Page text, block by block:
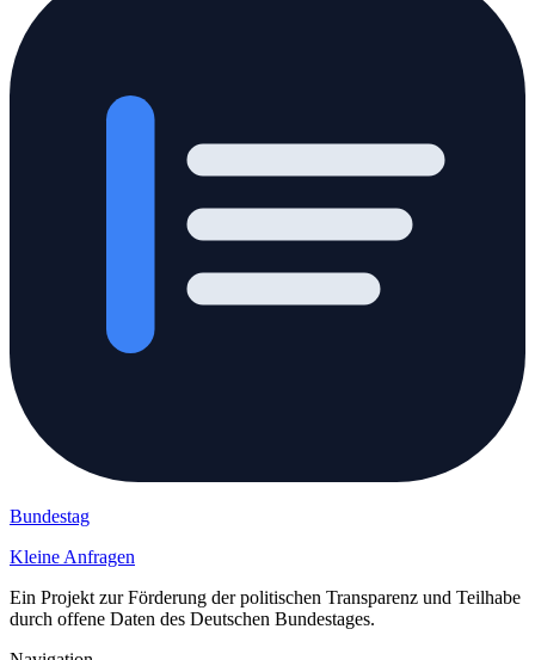
Bundestag
Kleine Anfragen
Ein Projekt zur Förderung der politischen Transparenz und Teilhabe
durch offene Daten des Deutschen Bundestages.